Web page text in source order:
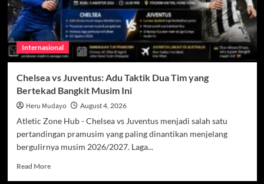
Internasional
Chelsea vs Juventus: Adu Taktik Dua Tim yang
Bertekad Bangkit Musim Ini
Heru Mudayo August 4, 2026
Atletic Zone Hub - Chelsea vs Juventus menjadi salah satu
pertandingan pramusim yang paling dinantikan menjelang
bergulirnya musim 2026/2027. Laga...
Read MoreRead